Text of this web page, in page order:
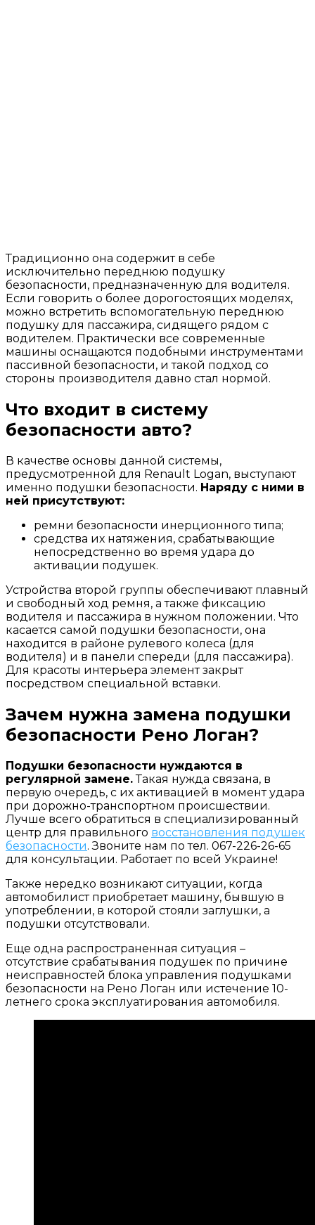
Традиционно она содержит в себе
исключительно переднюю подушку
безопасности, предназначенную для водителя.
Если говорить о более дорогостоящих моделях,
можно встретить вспомогательную переднюю
подушку для пассажира, сидящего рядом с
водителем. Практически все современные
машины оснащаются подобными инструментами
пассивной безопасности, и такой подход со
стороны производителя давно стал нормой.
Что входит в систему
безопасности авто?
В качестве основы данной системы,
предусмотренной для Renault Logan, выступают
именно подушки безопасности. Наряду с ними в
ней присутствуют:
ремни безопасности инерционного типа;
средства их натяжения, срабатывающие
непосредственно во время удара до
активации подушек.
Устройства второй группы обеспечивают плавный
и свободный ход ремня, а также фиксацию
водителя и пассажира в нужном положении. Что
касается самой подушки безопасности, она
находится в районе рулевого колеса (для
водителя) и в панели спереди (для пассажира).
Для красоты интерьера элемент закрыт
посредством специальной вставки.
Зачем нужна замена подушки
безопасности Рено Логан?
Подушки безопасности нуждаются в
регулярной замене.Такая нужда связана, в
первую очередь, с их активацией в момент удара
при дорожно-транспортном происшествии.
Лучше всего обратиться в специализированный
центр для правильного восстановления подушек
безопасности. Звоните нам по тел. 067-226-26-65
для консультации. Работает по всей Украине!
Также нередко возникают ситуации, когда
автомобилист приобретает машину, бывшую в
употреблении, в которой стояли заглушки, а
подушки отсутствовали.
Еще одна распространенная ситуация –
отсутствие срабатывания подушек по причине
неисправностей блока управления подушками
безопасности на Рено Логан или истечение 10-
летнего срока эксплуатирования автомобиля.